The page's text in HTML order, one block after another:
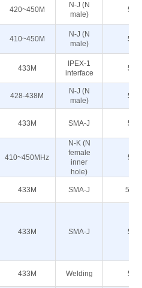
420~450M
N-J (N
male)
50
410~450M
N-J (N
male)
50
433M
IPEX-1
interface
50
428-438M
N-J (N
male)
50
433M SMA-J 50
410~450MHz
N-K (N
female
inner
hole)
50
433M SMA-J 50Ω
433M SMA-J 50
433M Welding 50